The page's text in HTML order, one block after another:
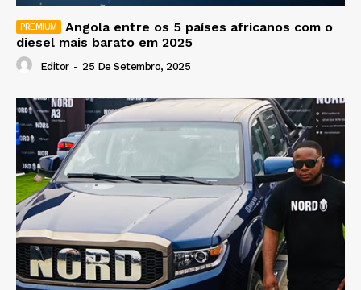
Angola entre os 5 países africanos com o
diesel mais barato em 2025
Editor - 25 De Setembro, 2025